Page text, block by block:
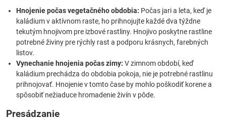
Hnojenie počas vegetačného obdobia: Počas jari a leta, keď je
kaládium v aktívnom raste, ho prihnojujte každé dva týždne
tekutým hnojivom pre izbové rastliny. Hnojivo poskytne rastline
potrebné živiny pre rýchly rast a podporu krásnych, farebných
listov.
Vynechanie hnojenia počas zimy: V zimnom období, keď
kaládium prechádza do obdobia pokoja, nie je potrebné rastlinu
prihnojovať. Hnojenie v tomto čase by mohlo poškodiť korene a
spôsobiť nežiaduce hromadenie živín v pôde.
Presádzanie